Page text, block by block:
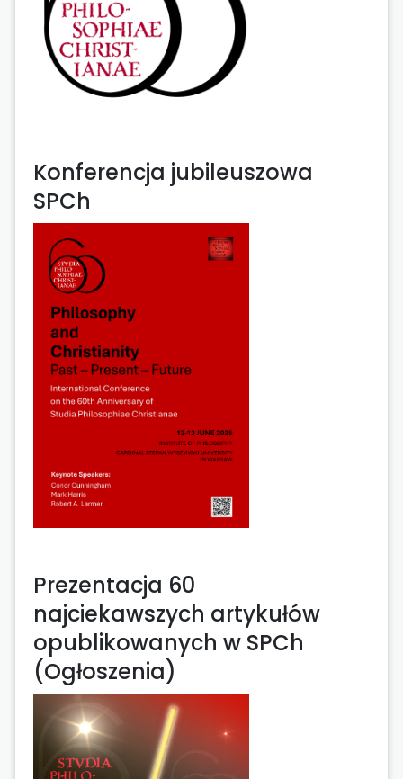
Konferencja jubileuszowa
SPCh
Prezentacja 60
najciekawszych artykułów
opublikowanych w SPCh
(Ogłoszenia)